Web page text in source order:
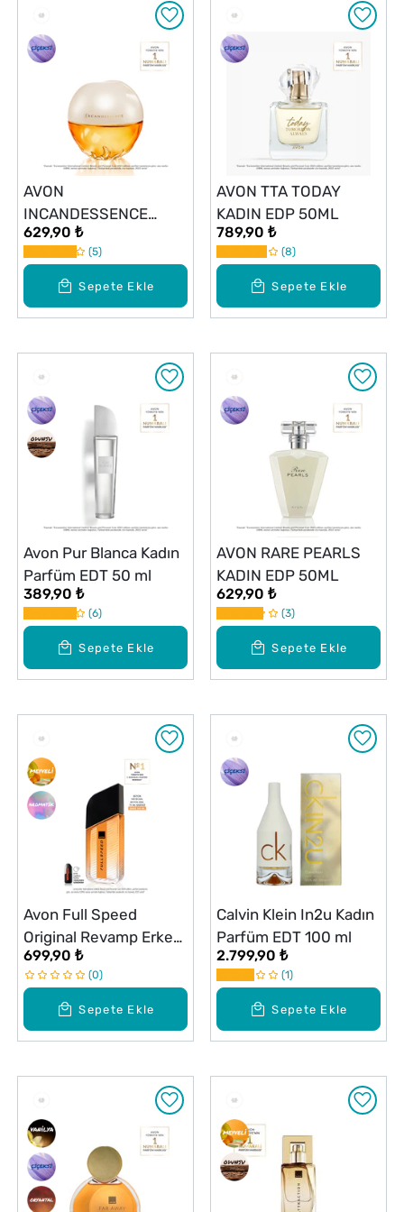
Sepete Ekle
AVON
INCANDESSENCE
KADIN EDP 50ML
629,90 ₺
5
Sepete Ekle
AVON TTA TODAY
KADIN EDP 50ML
789,90 ₺
8
Sepete Ekle
Avon Pur Blanca Kadın
Parfüm EDT 50 ml
389,90 ₺
6
Sepete Ekle
AVON RARE PEARLS
KADIN EDP 50ML
629,90 ₺
3
Sepete Ekle
Avon Full Speed
Original Revamp Erkek
Parfüm Edt 100 ml
699,90 ₺
0
Sepete Ekle
Calvin Klein In2u Kadın
Parfüm EDT 100 ml
2.799,90 ₺
1